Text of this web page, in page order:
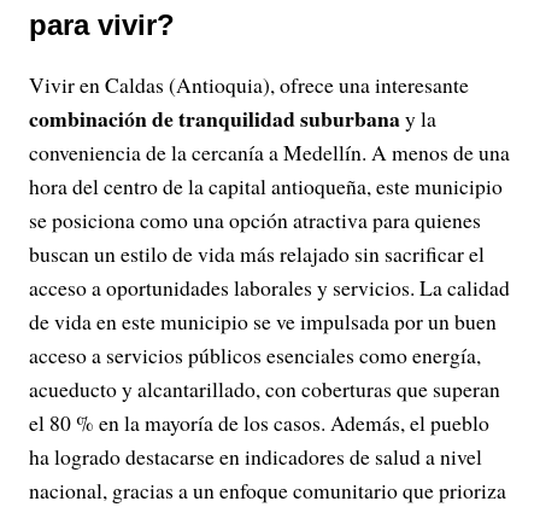
para vivir?
Vivir en Caldas (Antioquia), ofrece una interesante
combinación de tranquilidad suburbanay la
conveniencia de la cercanía a Medellín. A menos de una
hora del centro de la capital antioqueña, este municipio
se posiciona como una opción atractiva para quienes
buscan un estilo de vida más relajado sin sacrificar el
acceso a oportunidades laborales y servicios. La calidad
de vida en este municipio se ve impulsada por un buen
acceso a servicios públicos esenciales como energía,
acueducto y alcantarillado, con coberturas que superan
el 80 % en la mayoría de los casos. Además, el pueblo
ha logrado destacarse en indicadores de salud a nivel
nacional, gracias a un enfoque comunitario que prioriza